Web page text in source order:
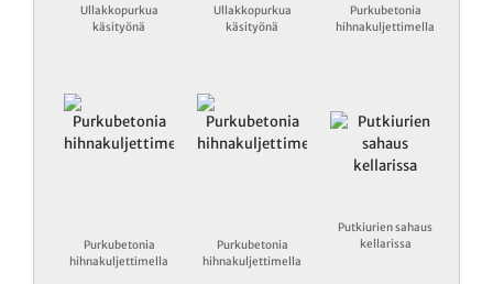
Ullakkopurkua
käsityönä
Ullakkopurkua
käsityönä
Purkubetonia
hihnakuljettimella
Purkubetonia
hihnakuljettimella
Purkubetonia
hihnakuljettimella
Putkiurien sahaus
kellarissa